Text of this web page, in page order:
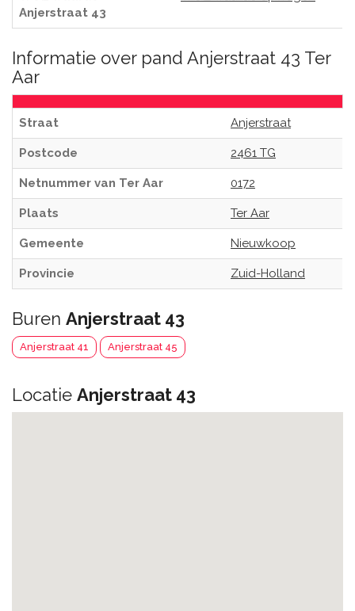
Anjerstraat 43
Informatie over pand Anjerstraat 43 Ter
Aar
Straat Anjerstraat
Postcode 2461 TG
Netnummer van Ter Aar 0172
Plaats Ter Aar
Gemeente Nieuwkoop
Provincie Zuid-Holland
Buren Anjerstraat 43
Anjerstraat 41 Anjerstraat 45
Locatie Anjerstraat 43